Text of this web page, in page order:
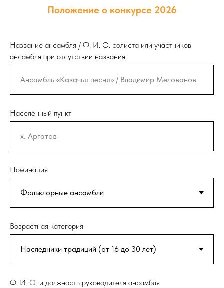
Положение о конкурсе 2026
Название ансамбля / Ф. И. О. солиста или участников
ансамбля при отсутствии названия
Населённый пункт
Номинация
Возрастная категория
Ф. И. О. и должность руководителя ансамбля